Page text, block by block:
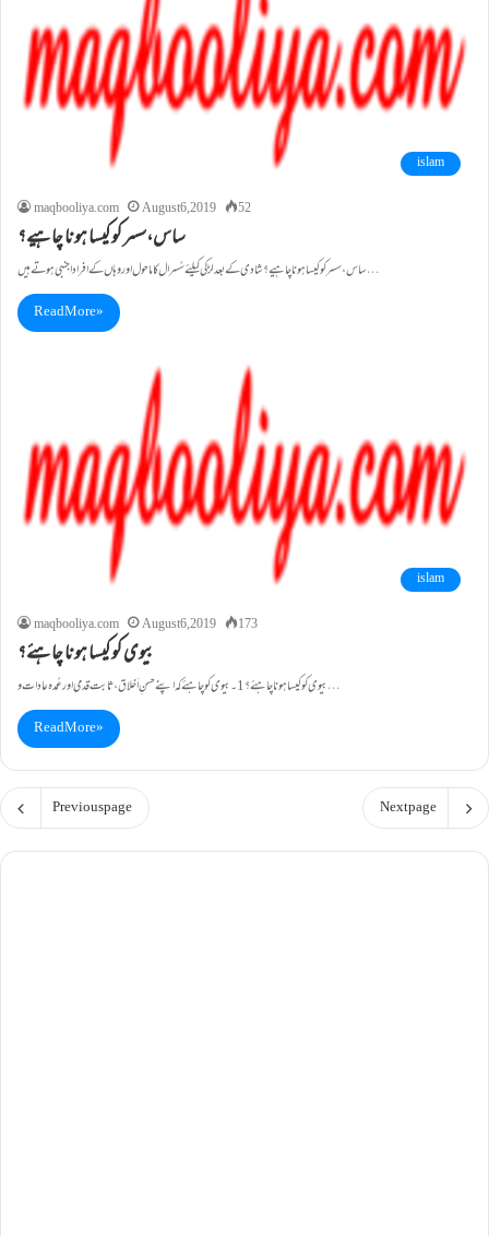
islam
maqbooliya.com
August 6, 2019 52
ساس،سسر کو کیسا ہونا چاہیے؟
ساس،سسر کو کیسا ہونا چاہیے؟ شادی کے بعد لڑکی کیلئے سُسرال کا ماحول اور وہاں کے افراد اجنبی ہوتے ہیں…
Read More »
islam
maqbooliya.com
August 6, 2019 173
بیوی کو کیسا ہونا چاہئے؟
بیوی کو کیسا ہونا چاہئے؟ 1۔ بیوی کو چاہئے کہ اپنے حسنِ اَخلاق ، ثابت قدمی اور عُمدہ عادات و…
Read More »
Previous page Next page